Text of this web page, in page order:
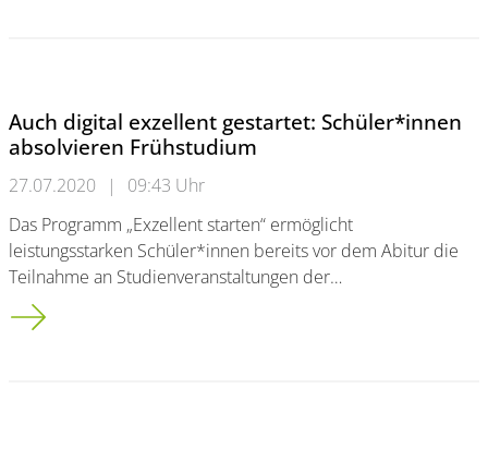
Auch digital exzellent gestartet: Schüler*innen
absolvieren Frühstudium
27.07.2020 |
09:43 Uhr
Das Programm „Exzellent starten“ ermöglicht
leistungsstarken Schüler*innen bereits vor dem Abitur die
Teilnahme an Studienveranstaltungen der…
Auch digital exzellent gestartet: Schüler*innen absolvieren